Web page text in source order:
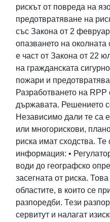
рискът от повреда на
предотвратяване на
със Закона от 2
опазването на
е част от Закона от 22
на гражданската
пожари и
Разработването на RPP
държавата. Решението
Независимо дали те са
или многорискови,
риска имат сходства.
информация: •
води до географско
засегната от риска.
областите, в които се
разпоредби. Тези
сервитут и налагат